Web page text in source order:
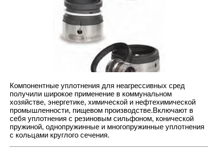
Компонентные уплотнения для неагрессивных сред
получили широкое применение в коммунальном
хозяйстве, энергетике, химической и нефтехимической
промышленности, пищевом производстве.Включают в
себя уплотнения с резиновым сильфоном, конической
пружиной, однопружинные и многопружинные уплотнения
с кольцами круглого сечения.